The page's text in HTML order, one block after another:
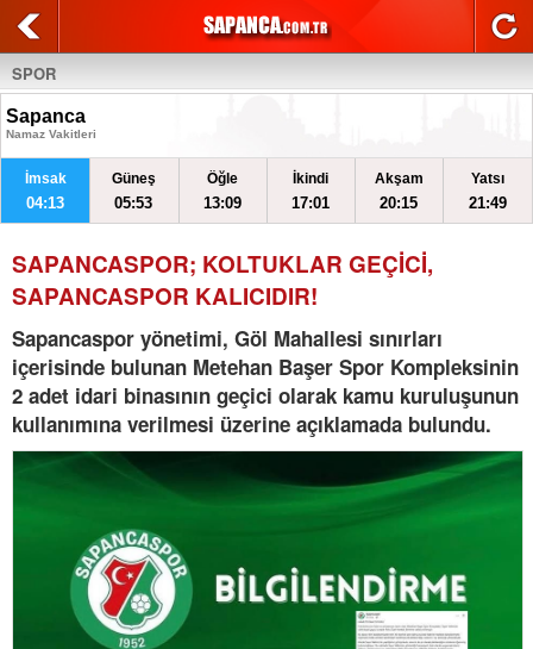
SPOR
Sapanca
Namaz Vakitleri
İmsak
04:13
Güneş
05:53
Öğle
13:09
İkindi
17:01
Akşam
20:15
Yatsı
21:49
SAPANCASPOR; KOLTUKLAR GEÇİCİ,
SAPANCASPOR KALICIDIR!
Sapancaspor yönetimi, Göl Mahallesi sınırları
içerisinde bulunan Metehan Başer Spor Kompleksinin
2 adet idari binasının geçici olarak kamu kuruluşunun
kullanımına verilmesi üzerine açıklamada bulundu.